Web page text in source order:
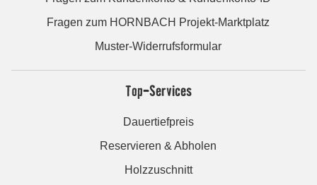
Fragen zum HORNBACH Projekt-Marktplatz
Muster-Widerrufsformular
Top-Services
Dauertiefpreis
Reservieren & Abholen
Holzzuschnitt